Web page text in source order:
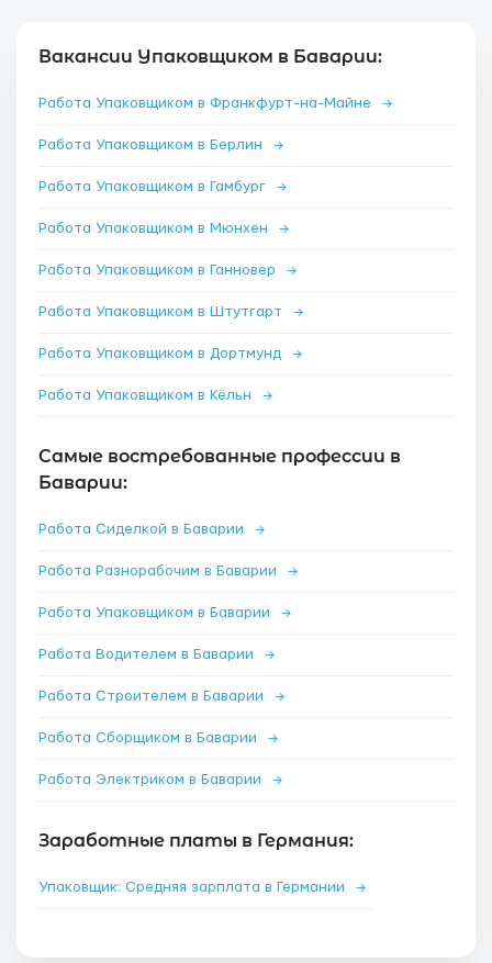
Вакансии Упаковщиком в Баварии:
Работа Упаковщиком в Франкфурт-на-Майне →
Работа Упаковщиком в Берлин →
Работа Упаковщиком в Гамбург →
Работа Упаковщиком в Мюнхен →
Работа Упаковщиком в Ганновер →
Работа Упаковщиком в Штутгарт →
Работа Упаковщиком в Дортмунд →
Работа Упаковщиком в Кёльн →
Самые востребованные профессии в
Баварии:
Работа Сиделкой в Баварии →
Работа Разнорабочим в Баварии →
Работа Упаковщиком в Баварии →
Работа Водителем в Баварии →
Работа Строителем в Баварии →
Работа Сборщиком в Баварии →
Работа Электриком в Баварии →
Заработные платы в Германия:
Упаковщик: Средняя зарплата в Германии →